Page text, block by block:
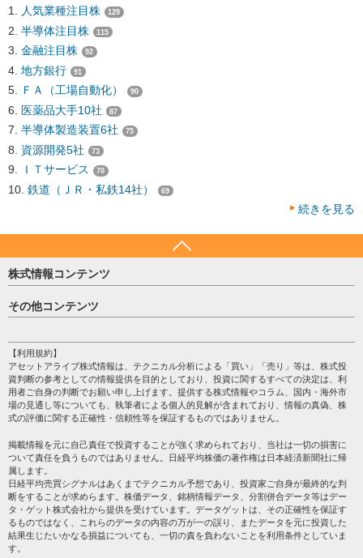
人気業種注目株 129
半導体注目株 115
金融注目株 92
地方銀行 91
ＦＡ（工場自動化） 90
医薬品大手10社 87
半導体製造装置6社 75
資源開発5社 73
ＩＴサービス 70
鉄道（ＪＲ・私鉄14社） 69
続きを見る
株式情報コンテンツ
日経平均
売買シグナル
株テーマ情報
海外市況
投資カレンダー
格付け情報
その他コンテンツ
個人情報保護方針
プライバシーポリシー
会社案内
サイトマップ
過去データ
【利用規約】
アセットアライブ株式情報は、テクニカル分析による「買い」「売り」等は、株式投
資判断の参考としての情報提供を目的としており、投資に関するすべての決定は、利
用者ご自身の判断でお願い申し上げます。提供する株式情報やコラム、国内・海外市
場の見通し等についても、執筆者による個人的見解が含まれており、情報の真偽、株
式の評価に関する正確性・信頼性等を保証するものではありません。
掲載情報を元に自己責任で投資することが強く求められており、当社は一切の損害に
ついて責任を負うものではありません。日経平均株価の著作権は日本経済新聞社に帰
属します。
日経平均売買シグナルはあくまでテクニカル予想であり、投資家ご自身が最終的な判
断をすることが求めらます。株価データ、銘柄情報データ、分割併合データ等はデー
タ・ゲット株式会社から提供を受けています。データゲットは、その正確性を保証す
るものではなく、これらのデータの内容の万が一の誤り、またデータを元に投資した
結果生じたいかなる損益についても、一切の責を負わないことを利用条件としていま
す。